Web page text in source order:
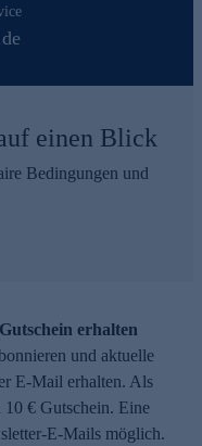
einen Blick
Bedingungen und
erhalten
und aktuelle
E-Mail erhalten. Als
10 € Gutschein. Eine
E-Mails möglich.